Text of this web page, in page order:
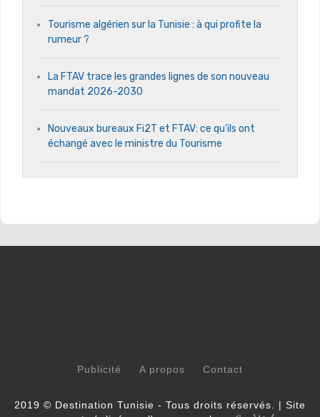
Tourisme algérien sur la Tunisie : à qui profite la
rumeur ?
La FTAV trace les grandes lignes de son nouveau
mandat 2026-2030
Nouveaux bureaux Fi2T et FTAV: ce qu’ils ont
échangé avec le ministre du Tourisme
Publicité A propos Contact
2019 © Destination Tunisie - Tous droits réservés. | Site